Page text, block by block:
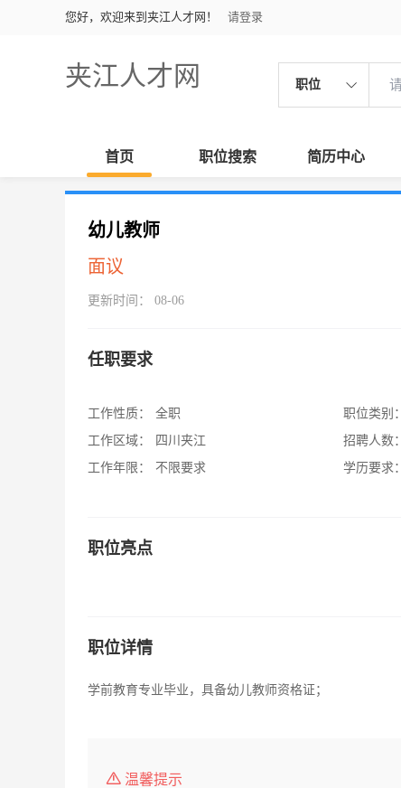
您好，欢迎来到夹江人才网！ 请登录
夹江人才网 职位
首页 职位搜索 简历中心
幼儿教师
面议
更新时间： 08-06
任职要求
工作性质：
全职
工作区域：
四川夹江
工作年限：
不限要求
职位类别：
招聘人数：
学历要求：
职位亮点
职位详情
学前教育专业毕业，具备幼儿教师资格证；
温馨提示